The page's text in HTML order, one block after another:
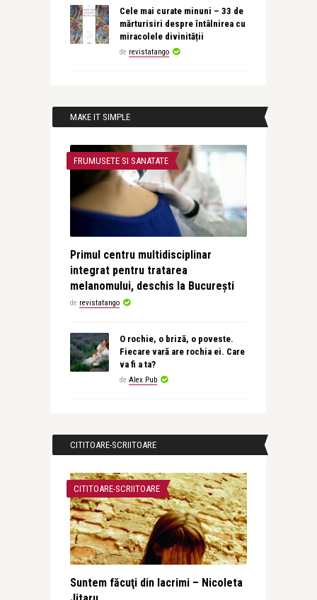
Cele mai curate minuni – 33 de
mărturisiri despre întâlnirea cu
miracolele divinității
de revistatango
MAKE IT SIMPLE
FRUMUSETE SI SANATATE
Primul centru multidisciplinar
integrat pentru tratarea
melanomului, deschis la București
de revistatango
O rochie, o briză, o poveste.
Fiecare vară are rochia ei. Care
va fi a ta?
de Alex Pub
CITITOARE-SCRIITOARE
CITITOARE-SCRIITOARE
Suntem făcuţi din lacrimi – Nicoleta